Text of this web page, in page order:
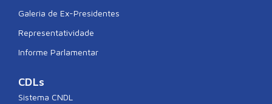
Galeria de Ex-Presidentes
Representatividade
Informe Parlamentar
CDLs
Sistema CNDL